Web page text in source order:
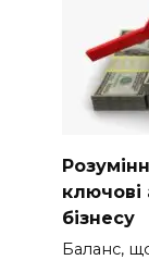
бізнесу
Баланс,